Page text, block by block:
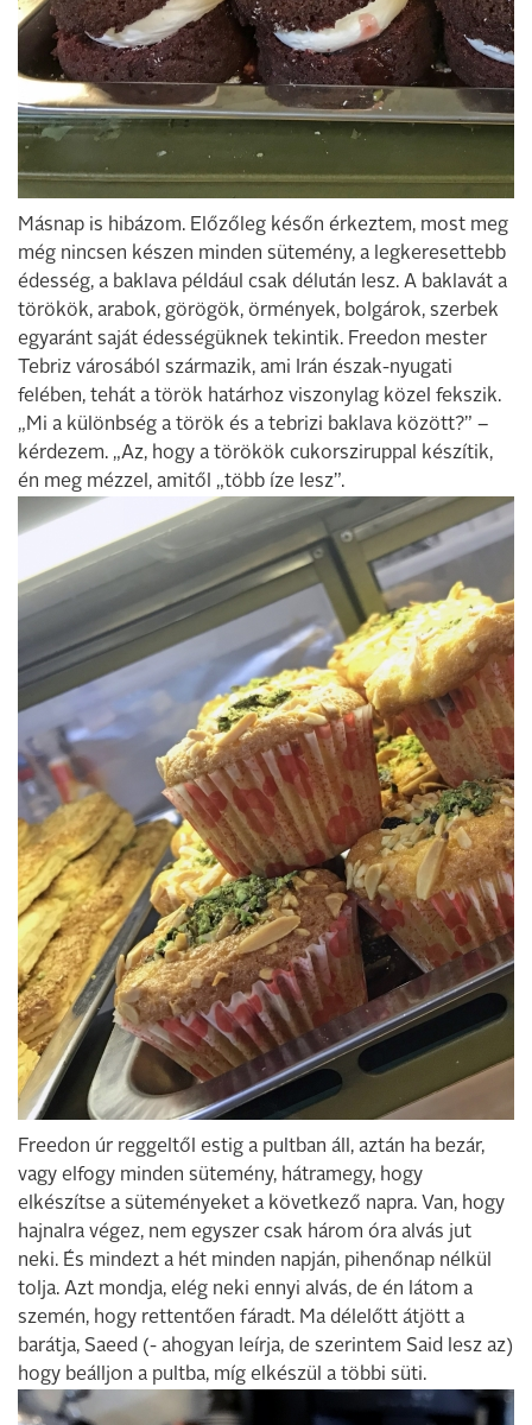
Másnap is hibázom. Előzőleg későn érkeztem, most meg
még nincsen készen minden sütemény, a legkeresettebb
édesség, a baklava például csak délután lesz. A baklavát a
törökök, arabok, görögök, örmények, bolgárok, szerbek
egyaránt saját édességüknek tekintik. Freedon mester
Tebriz városából származik, ami Irán észak-nyugati
felében, tehát a török határhoz viszonylag közel fekszik.
„Mi a különbség a török és a tebrizi baklava között?” –
kérdezem. „Az, hogy a törökök cukorsziruppal készítik,
én meg mézzel, amitől „több íze lesz”.
Freedon úr reggeltől estig a pultban áll, aztán ha bezár,
vagy elfogy minden sütemény, hátramegy, hogy
elkészítse a süteményeket a következő napra. Van, hogy
hajnalra végez, nem egyszer csak három óra alvás jut
neki. És mindezt a hét minden napján, pihenőnap nélkül
tolja. Azt mondja, elég neki ennyi alvás, de én látom a
szemén, hogy rettentően fáradt. Ma délelőtt átjött a
barátja, Saeed (- ahogyan leírja, de szerintem Said lesz az)
hogy beálljon a pultba, míg elkészül a többi süti.